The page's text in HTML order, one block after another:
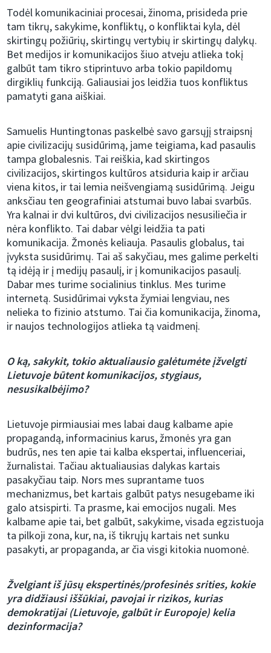
Todėl komunikaciniai procesai, žinoma, prisideda prie
tam tikrų, sakykime, konfliktų, o konfliktai kyla, dėl
skirtingų požiūrių, skirtingų vertybių ir skirtingų dalykų.
Bet medijos ir komunikacijos šiuo atveju atlieka tokį
galbūt tam tikro stiprintuvo arba tokio papildomų
dirgiklių funkciją. Galiausiai jos leidžia tuos konfliktus
pamatyti gana aiškiai.
Samuelis Huntingtonas paskelbė savo garsųjį straipsnį
apie civilizacijų susidūrimą, jame teigiama, kad pasaulis
tampa globalesnis. Tai reiškia, kad skirtingos
civilizacijos, skirtingos kultūros atsiduria kaip ir arčiau
viena kitos, ir tai lemia neišvengiamą susidūrimą. Jeigu
anksčiau ten geografiniai atstumai buvo labai svarbūs.
Yra kalnai ir dvi kultūros, dvi civilizacijos nesusiliečia ir
nėra konflikto. Tai dabar vėlgi leidžia ta pati
komunikacija. Žmonės keliauja. Pasaulis globalus, tai
įvyksta susidūrimų. Tai aš sakyčiau, mes galime perkelti
tą idėją ir į medijų pasaulį, ir į komunikacijos pasaulį.
Dabar mes turime socialinius tinklus. Mes turime
internetą. Susidūrimai vyksta žymiai lengviau, nes
nelieka to fizinio atstumo. Tai čia komunikacija, žinoma,
ir naujos technologijos atlieka tą vaidmenį.
O ką, sakykit, tokio aktualiausio galėtumėte įžvelgti
Lietuvoje būtent komunikacijos, stygiaus,
nesusikalbėjimo?
Lietuvoje pirmiausiai mes labai daug kalbame apie
propagandą, informacinius karus, žmonės yra gan
budrūs, nes ten apie tai kalba ekspertai, influenceriai,
žurnalistai. Tačiau aktualiausias dalykas kartais
pasakyčiau taip. Nors mes suprantame tuos
mechanizmus, bet kartais galbūt patys nesugebame iki
galo atsispirti. Ta prasme, kai emocijos nugali. Mes
kalbame apie tai, bet galbūt, sakykime, visada egzistuoja
ta pilkoji zona, kur, na, iš tikrųjų kartais net sunku
pasakyti, ar propaganda, ar čia visgi kitokia nuomonė.
Žvelgiant iš jūsų ekspertinės/profesinės srities, kokie
yra didžiausi iššūkiai, pavojai ir rizikos, kurias
demokratijai (Lietuvoje, galbūt ir Europoje) kelia
dezinformacija?